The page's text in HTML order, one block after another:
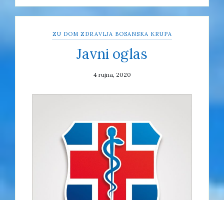
ZU DOM ZDRAVLJA BOSANSKA KRUPA
Javni oglas
4 rujna, 2020